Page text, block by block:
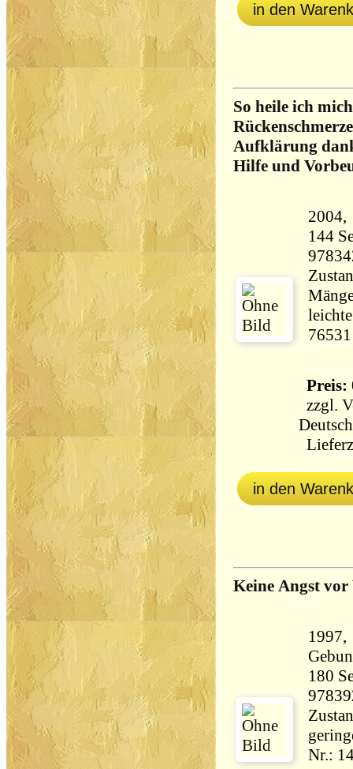
in den
So heile ich
Aufklärung
Hilfe und
144 Seiten
76531
Preis:
zzgl.
in den
Keine Angst vor
1997,
180 Seiten
Nr.: